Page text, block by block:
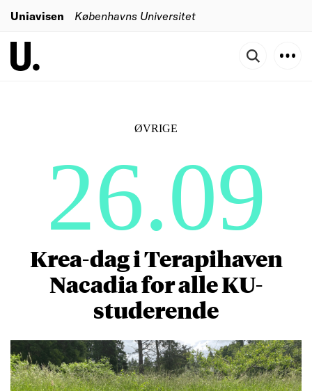
Uniavisen Københavns Universitet
ØVRIGE
26.09
Krea-dag i Terapihaven
Nacadia for alle KU-
studerende